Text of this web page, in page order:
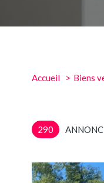
Accueil Biens
290